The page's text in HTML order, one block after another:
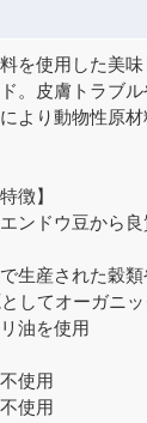
を使用した美
。皮膚トラブ
より動物性原
徴】
ンドウ豆から
生産された穀
してオーガニ
油を使用
使用
使用